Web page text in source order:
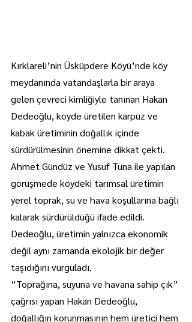
Kırklareli’nin Üsküpdere Köyü’nde köy
meydanında vatandaşlarla bir araya
gelen çevreci kimliğiyle tanınan Hakan
Dedeoğlu, köyde üretilen karpuz ve
kabak üretiminin doğallık içinde
sürdürülmesinin önemine dikkat çekti.
Ahmet Gündüz ve Yusuf Tuna ile yapılan
görüşmede köydeki tarımsal üretimin
yerel toprak, su ve hava koşullarına bağlı
kalarak sürdürüldüğü ifade edildi.
Dedeoğlu, üretimin yalnızca ekonomik
değil aynı zamanda ekolojik bir değer
taşıdığını vurguladı.
“Toprağına, suyuna ve havana sahip çık”
çağrısı yapan Hakan Dedeoğlu,
doğallığın korunmasının hem üretici hem